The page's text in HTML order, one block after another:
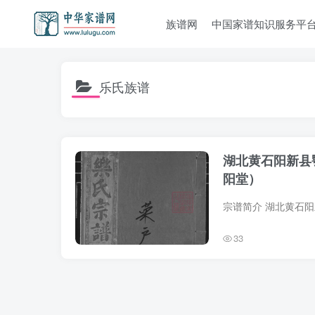
族谱网 中国家谱知识服务平
乐氏族谱
湖北黄石阳新
阳堂）
33